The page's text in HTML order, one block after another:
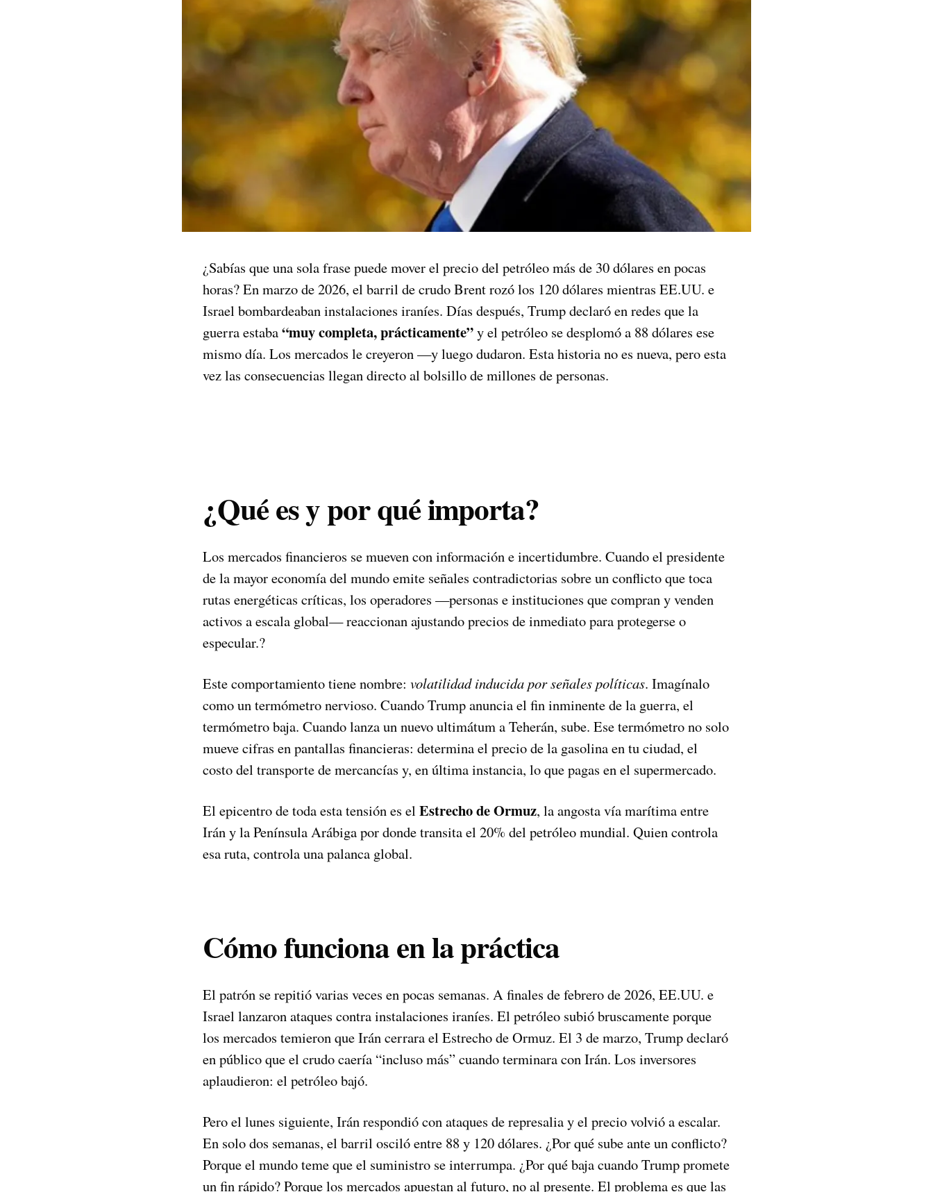
¿Sabías que una sola frase puede mover el precio del petróleo más de 30 dólares en pocas
horas? En marzo de 2026, el barril de crudo Brent rozó los 120 dólares mientras EE.UU. e
Israel bombardeaban instalaciones iraníes. Días después, Trump declaró en redes que la
guerra estaba“muy completa, prácticamente”y el petróleo se desplomó a 88 dólares ese
mismo día. Los mercados le creyeron —y luego dudaron. Esta historia no es nueva, pero esta
vez las consecuencias llegan directo al bolsillo de millones de personas.
¿Qué es y por qué importa?
Los mercados financieros se mueven con información e incertidumbre. Cuando el presidente
de la mayor economía del mundo emite señales contradictorias sobre un conflicto que toca
rutas energéticas críticas, los operadores —personas e instituciones que compran y venden
activos a escala global— reaccionan ajustando precios de inmediato para protegerse o
especular.?
Este comportamiento tiene nombre: volatilidad inducida por señales políticas. Imagínalo
como un termómetro nervioso. Cuando Trump anuncia el fin inminente de la guerra, el
termómetro baja. Cuando lanza un nuevo ultimátum a Teherán, sube. Ese termómetro no solo
mueve cifras en pantallas financieras: determina el precio de la gasolina en tu ciudad, el
costo del transporte de mercancías y, en última instancia, lo que pagas en el supermercado.
El epicentro de toda esta tensión es el Estrecho de Ormuz, la angosta vía marítima entre
Irán y la Península Arábiga por donde transita el 20% del petróleo mundial. Quien controla
esa ruta, controla una palanca global.
Cómo funciona en la práctica
El patrón se repitió varias veces en pocas semanas. A finales de febrero de 2026, EE.UU. e
Israel lanzaron ataques contra instalaciones iraníes. El petróleo subió bruscamente porque
los mercados temieron que Irán cerrara el Estrecho de Ormuz. El 3 de marzo, Trump declaró
en público que el crudo caería “incluso más” cuando terminara con Irán. Los inversores
aplaudieron: el petróleo bajó.
Pero el lunes siguiente, Irán respondió con ataques de represalia y el precio volvió a escalar.
En solo dos semanas, el barril osciló entre 88 y 120 dólares. ¿Por qué sube ante un conflicto?
Porque el mundo teme que el suministro se interrumpa. ¿Por qué baja cuando Trump promete
un fin rápido? Porque los mercados apuestan al futuro, no al presente. El problema es que las